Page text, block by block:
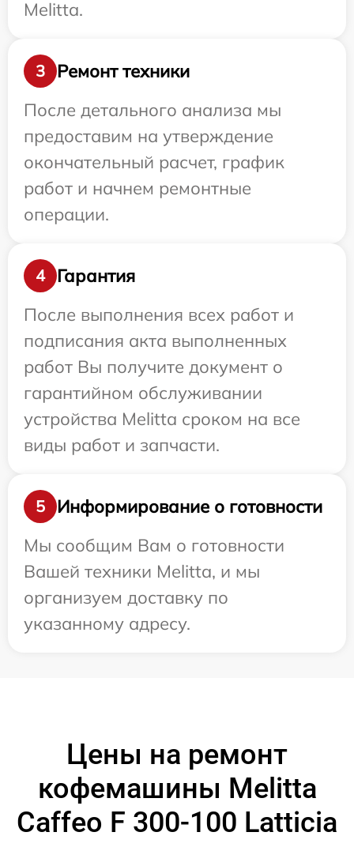
Melitta.
3
Ремонт техники
После детального анализа мы
предоставим на утверждение
окончательный расчет, график
работ и начнем ремонтные
операции.
4
Гарантия
После выполнения всех работ и
подписания акта выполненных
работ Вы получите документ о
гарантийном обслуживании
устройства Melitta сроком на все
виды работ и запчасти.
5
Информирование о готовности
Мы сообщим Вам о готовности
Вашей техники Melitta, и мы
организуем доставку по
указанному адресу.
Цены на ремонт
кофемашины Melitta
Caffeo F 300-100 Latticia